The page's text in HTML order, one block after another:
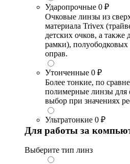
Ударопрочные 0 ₽
Очковые линзы из
материала Trivex
детских очков, а также
рамки),
оправ.
Утонченные 0 ₽
Более тонкие, по
полимерные линзы
выбор при значениях
Ультратонкие 0 ₽
Для работы за
Выберите тип линз